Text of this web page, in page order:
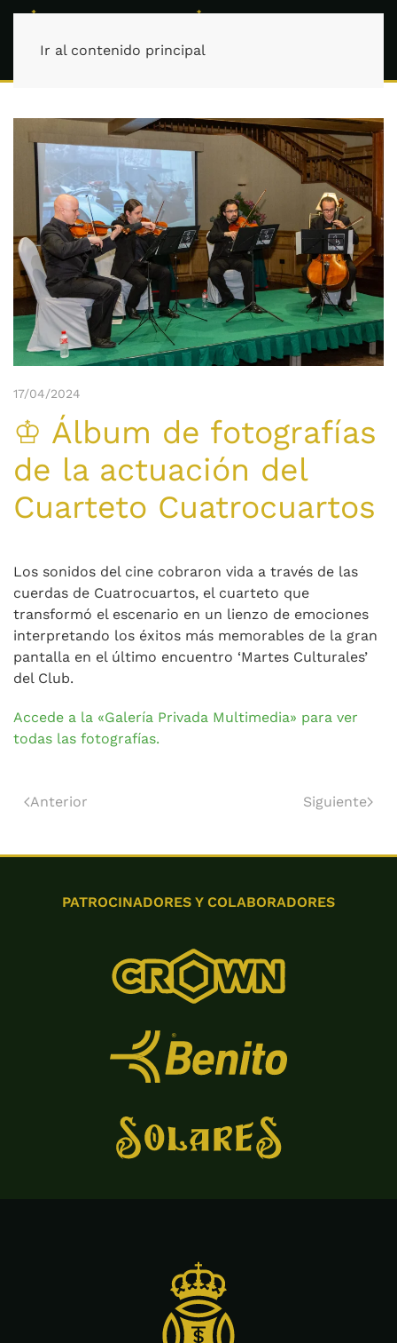
Ir al contenido principal
17/04/2024
♔ Álbum de fotografías
de la actuación del
Cuarteto Cuatrocuartos
Los sonidos del cine cobraron vida a través de las
cuerdas de Cuatrocuartos, el cuarteto que
transformó el escenario en un lienzo de emociones
interpretando los éxitos más memorables de la gran
pantalla en el último encuentro ‘Martes Culturales’
del Club.
Accede a la «Galería Privada Multimedia» para ver
todas las fotografías.
Anterior Siguiente
PATROCINADORES Y COLABORADORES